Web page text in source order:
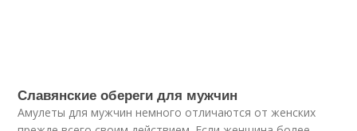
Славянские обереги для мужчин
Амулеты для мужчин немного отличаются от женских